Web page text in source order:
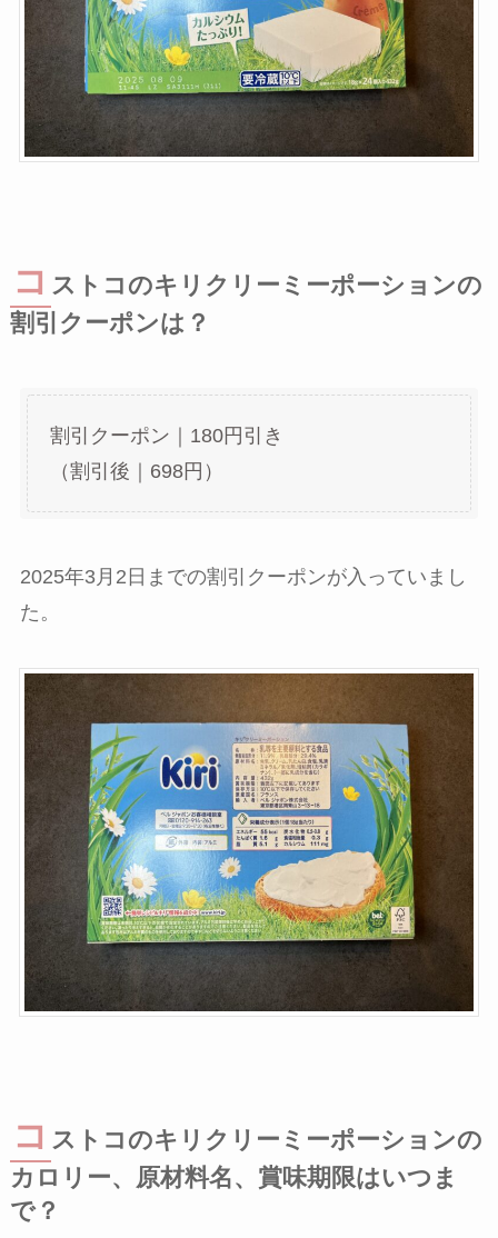
コ ストコのキリクリーミーポーションの
割引クーポンは？
割引クーポン｜180円引き
（割引後｜698円）
2025年3月2日までの割引クーポンが入っていまし
た。
コ ストコのキリクリーミーポーションの
カロリー、原材料名、賞味期限はいつま
で？